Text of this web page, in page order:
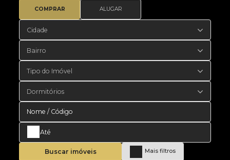
COMPRAR ALUGAR
Cidade
Bairro
Tipo do Imóvel
Dormitórios
Buscar imóveis